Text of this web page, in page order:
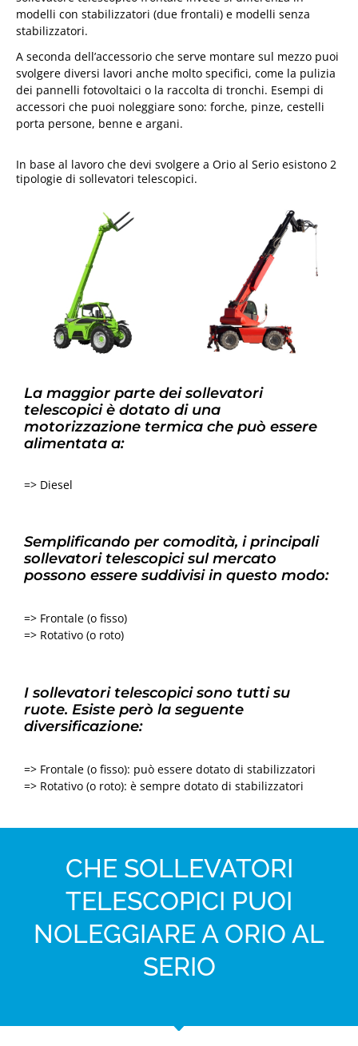
modelli con stabilizzatori (due frontali) e modelli senza
stabilizzatori.
A seconda dell’accessorio che serve montare sul mezzo puoi
svolgere diversi lavori anche molto specifici, come la pulizia
dei pannelli fotovoltaici o la raccolta di tronchi. Esempi di
accessori che puoi noleggiare sono: forche, pinze, cestelli
porta persone, benne e argani.
In base al lavoro che devi svolgere a Orio al Serio esistono 2
tipologie di sollevatori telescopici.
La maggior parte dei sollevatori
telescopici è dotato di una
motorizzazione termica che può essere
alimentata a:
=> Diesel
Semplificando per comodità, i principali
sollevatori telescopici sul mercato
possono essere suddivisi in questo modo:
=> Frontale (o fisso)
=> Rotativo (o roto)
I sollevatori telescopici sono tutti su
ruote. Esiste però la seguente
diversificazione:
=> Frontale (o fisso): può essere dotato di stabilizzatori
=> Rotativo (o roto): è sempre dotato di stabilizzatori
CHE SOLLEVATORI
TELESCOPICI PUOI
NOLEGGIARE A ORIO AL
SERIO